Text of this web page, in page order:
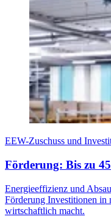
EEW-Zuschuss und
Förderung: Bis zu
Energieeffizienz und
Förderung Investitionen in
wirtschaftlich macht.